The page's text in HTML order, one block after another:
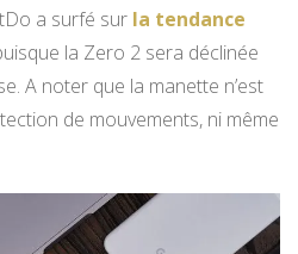
a surfé sur la tendance
la Zero 2 sera déclinée
A noter que la manette n’est
de mouvements, ni même